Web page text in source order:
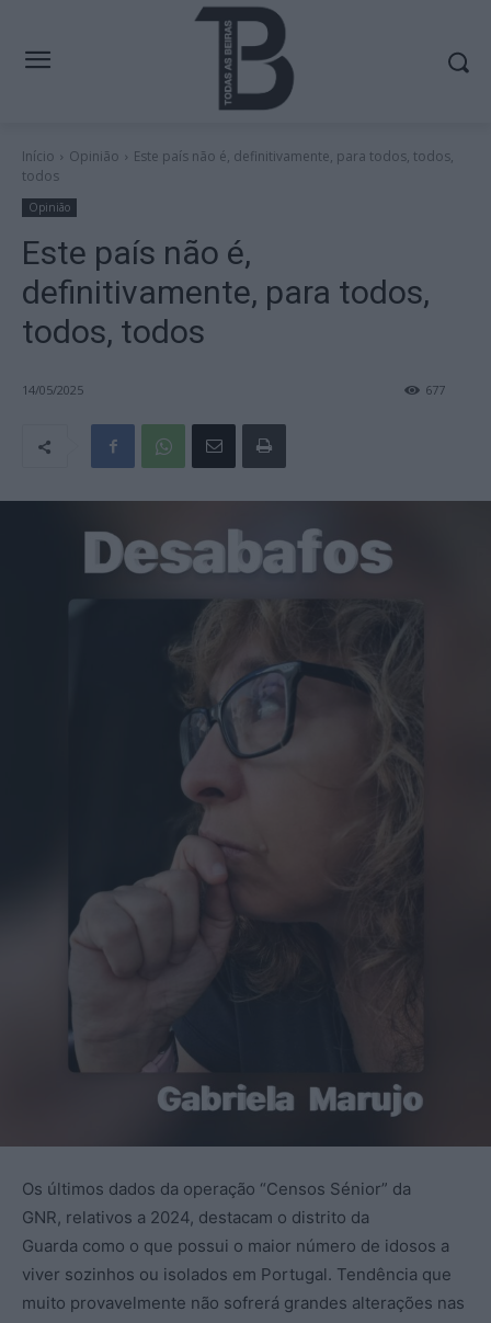
Início Opinião
Este país não é, definitivamente, para todos, todos,
todos
Opinião
Este país não é,
definitivamente, para todos,
todos, todos
14/05/2025 677
Os últimos dados da operação “Censos Sénior” da
GNR, relativos a 2024, destacam o distrito da
Guarda como o que possui o maior número de idosos a
viver sozinhos ou isolados em Portugal. Tendência que
muito provavelmente não sofrerá grandes alterações nas